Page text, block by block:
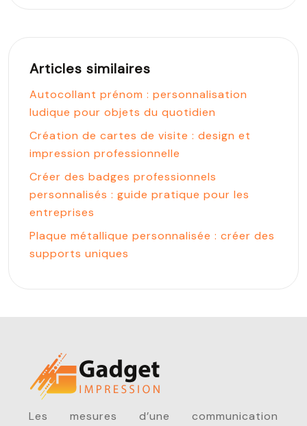
Articles similaires
Autocollant prénom : personnalisation
ludique pour objets du quotidien
Création de cartes de visite : design et
impression professionnelle
Créer des badges professionnels
personnalisés : guide pratique pour les
entreprises
Plaque métallique personnalisée : créer des
supports uniques
Les mesures d’une communication